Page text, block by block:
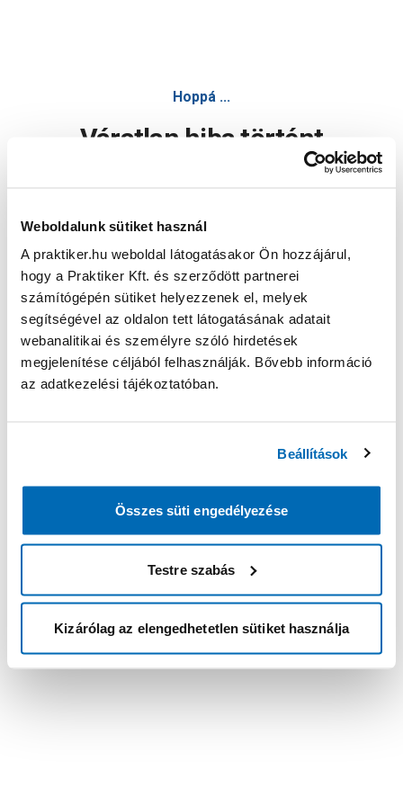
Weboldalunk sütiket használ
A praktiker.hu weboldal látogatásakor Ön hozzájárul,
hogy a Praktiker Kft. és szerződött partnerei
számítógépén sütiket helyezzenek el, melyek
segítségével az oldalon tett látogatásának adatait
webanalitikai és személyre szóló hirdetések
megjelenítése céljából felhasználják. Bővebb információ
az adatkezelési tájékoztatóban.
Beállítások
Összes süti engedélyezése
Testre szabás
Kizárólag az elengedhetetlen sütiket használja
Hoppá ...
Váratlan hiba történt
Oldal újratöltése